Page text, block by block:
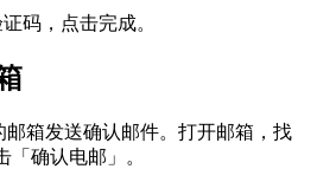
码，点击完成。
邮箱发送确认邮件。打开邮箱，找
「确认电邮」。